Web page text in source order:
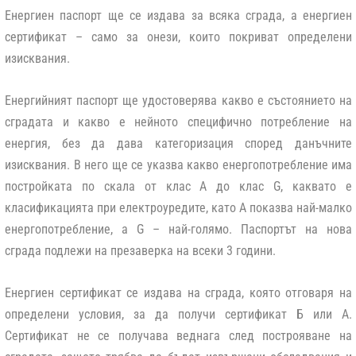
Енергиен паспорт ще се издава за всяка сграда, аенергиен
сертификат – само за онези, които покриват определени
изисквания.
Енергийният паспорт ще удостоверява какво е състоянието на
сградата и какво е нейното специфично потребление на
енергия, без да дава категоризация според данъчните
изисквания. В него ще се указва какво енергопотребление има
постройката по скала от клас А до клас G, каквато е
класификацията при електроуредите, като А показва най-малко
енергопотребление, а G – най-голямо. Паспортът на нова
сграда подлежи на презаверка на всеки 3 години.
Енергиен сертификатсе издава на сграда, която отговаря на
определени условия, за да получи сертификат Б или А.
Сертификат не се получава веднага след построяване на